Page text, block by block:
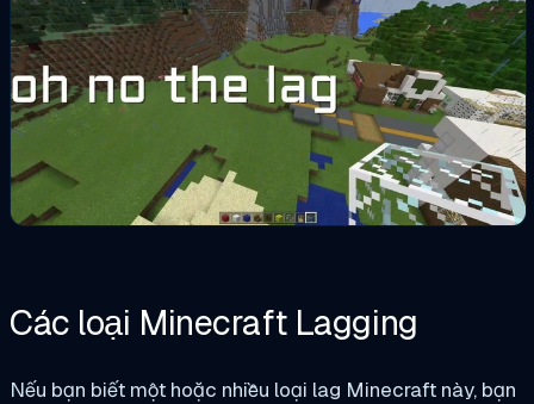
Các loại Minecraft Lagging
Nếu bạn biết một hoặc nhiều loại lag Minecraft này, bạn